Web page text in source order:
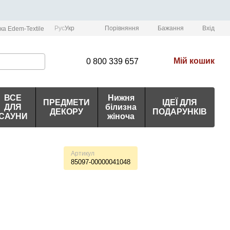
Edem-Textile РусУкр Порівняння Бажання Вхід
0 800 339 657 Мій кошик
ВСЕ
ДЛЯ
ПРЕДМЕТИ
ДЕКОРУ
Нижня
білизна
жіноча
ІДЕЇ ДЛЯ
ПОДАРУНКІВ
Артикул
85097-00000041048